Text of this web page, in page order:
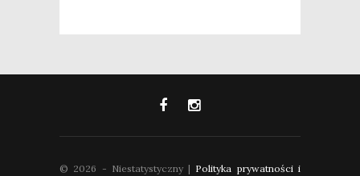
© 2026 - Niestatystyczny | Polityka prywatności i